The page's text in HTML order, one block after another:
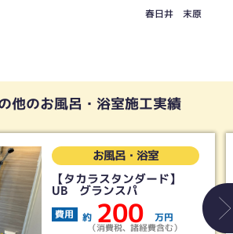
春日井 末原
他のお風呂・浴室施工実績
お風呂・浴室
【タカラスタンダード】
UB グランスパ
費用 約 200 万円
（消費税、諸経費含む）